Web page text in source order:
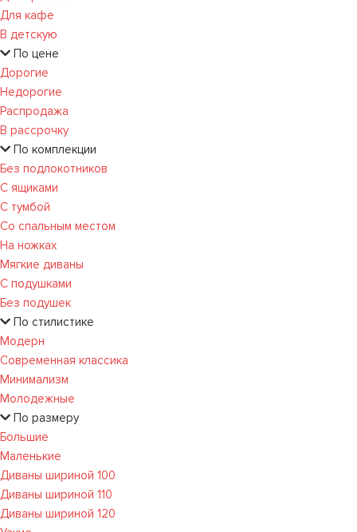
Для кафе
В детскую
По цене
Дорогие
Недорогие
Распродажа
В рассрочку
По комплекции
Без подлокотников
С ящиками
С тумбой
Со спальным местом
На ножках
Мягкие диваны
С подушками
Без подушек
По стилистике
Модерн
Современная классика
Минимализм
Молодежные
По размеру
Большие
Маленькие
Диваны шириной 100
Диваны шириной 110
Диваны шириной 120